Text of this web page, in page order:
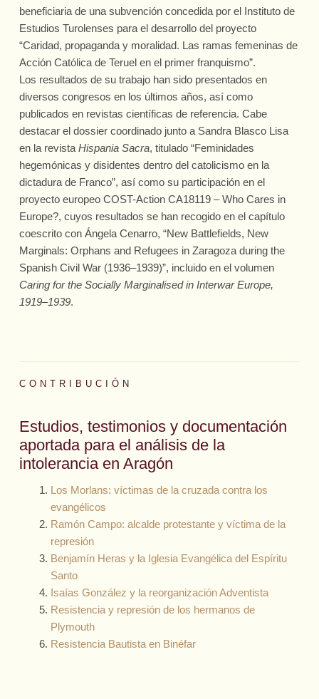
beneficiaria de una subvención concedida por el Instituto de
Estudios Turolenses para el desarrollo del proyecto
“Caridad, propaganda y moralidad. Las ramas femeninas de
Acción Católica de Teruel en el primer franquismo”.
Los resultados de su trabajo han sido presentados en
diversos congresos en los últimos años, así como
publicados en revistas científicas de referencia. Cabe
destacar el dossier coordinado junto a Sandra Blasco Lisa
en la revista Hispania Sacra, titulado “Feminidades
hegemónicas y disidentes dentro del catolicismo en la
dictadura de Franco”, así como su participación en el
proyecto europeo COST-Action CA18119 – Who Cares in
Europe?, cuyos resultados se han recogido en el capítulo
coescrito con Ángela Cenarro, “New Battlefields, New
Marginals: Orphans and Refugees in Zaragoza during the
Spanish Civil War (1936–1939)”, incluido en el volumen
Caring for the Socially Marginalised in Interwar Europe,
1919–1939.
CONTRIBUCIÓN
Estudios, testimonios y documentación
aportada para el análisis de la
intolerancia en Aragón
Los Morlans: víctimas de la cruzada contra los
evangélicos
Ramón Campo: alcalde protestante y víctima de la
represión
Benjamín Heras y la Iglesia Evangélica del Espíritu
Santo
Isaías González y la reorganización Adventista
Resistencia y represión de los hermanos de
Plymouth
Resistencia Bautista en Binéfar